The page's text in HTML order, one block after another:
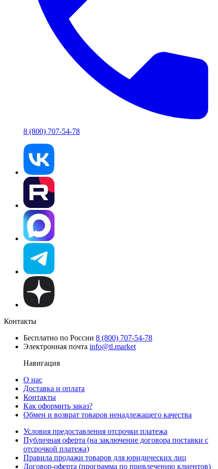
8 (800) 707-54-78
Контакты
Бесплатно по России 8 (800) 707-54-78
Электронная почта info@tl.market
Навигация
О нас
Доставка и оплата
Контакты
Как оформить заказ?
Обмен и возврат товаров ненадлежащего качества
Условия предоставления отсрочки платежа
Публичная оферта (на заключение договора поставки с
отсрочкой платежа)
Правила продажи товаров для юридических лиц
Договор-оферта (программа по привлечению клиентов)